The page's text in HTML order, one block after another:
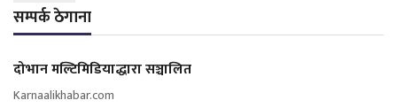
सम्पर्क ठेगाना
दोभान मल्टिमिडियाद्धारा सञ्चालित
Karnaalikhabar.com